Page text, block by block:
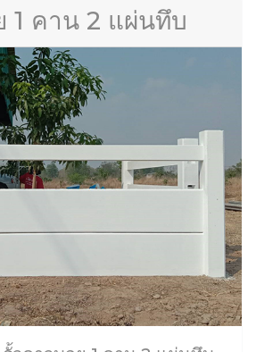
1 คาน 2 แผ่นทึบ